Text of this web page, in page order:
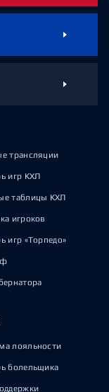
трансляции
игр КХЛ
таблицы КХЛ
игроков
игр «Торпедо»
лояльности
болельщика